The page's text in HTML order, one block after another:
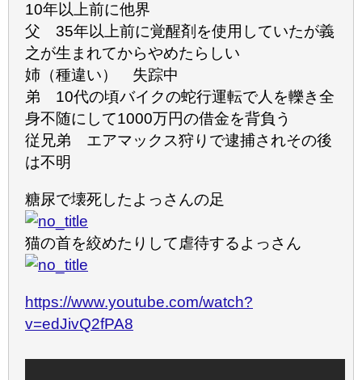
10年以上前に他界
父 35年以上前に覚醒剤を使用していたが義
之が生まれてからやめたらしい
姉（種違い） 失踪中
弟 10代の頃バイクの蛇行運転で人を轢き全
身不随にして1000万円の借金を背負う
従兄弟 エアマックス狩りで逮捕されその後
は不明
糖尿で壊死したよっさんの足
猫の首を絞めたりして虐待するよっさん
https://www.youtube.com/watch?
v=edJivQ2fPA8